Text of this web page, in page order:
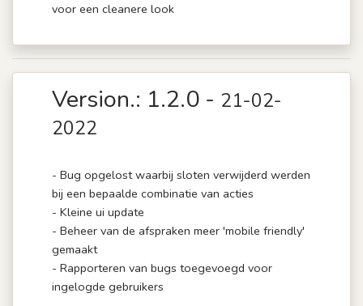
voor een cleanere look
Version.: 1.2.0 - 21-02-
2022
- Bug opgelost waarbij sloten verwijderd werden
bij een bepaalde combinatie van acties
- Kleine ui update
- Beheer van de afspraken meer 'mobile friendly'
gemaakt
- Rapporteren van bugs toegevoegd voor
ingelogde gebruikers